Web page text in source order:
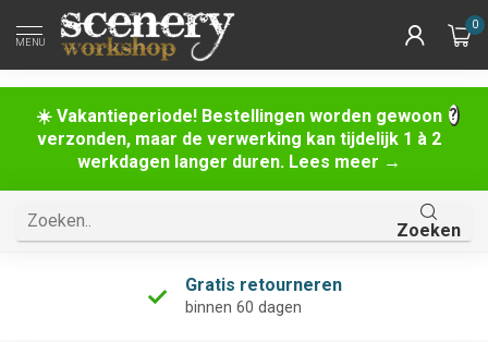
☀️ Vakantieperiode! Bestellingen worden gewoon
verzonden, maar de verwerking kan tijdelijk 1 à 2
werkdagen langer duren. Lees meer →
MENU
0
Zoeken
Gratis retourneren
binnen 60 dagen